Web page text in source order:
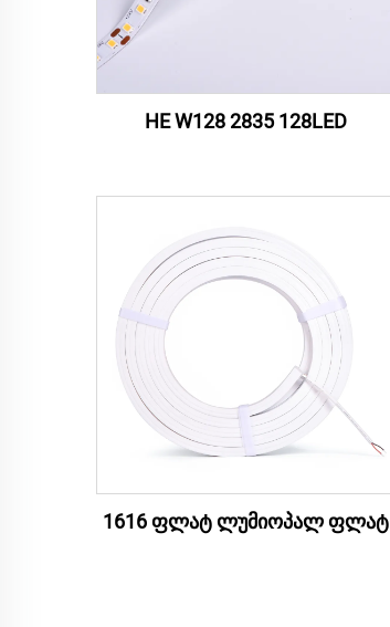
HE W128 2835 128LED
1616 ფლატ ლუმიოპალ ფლატ